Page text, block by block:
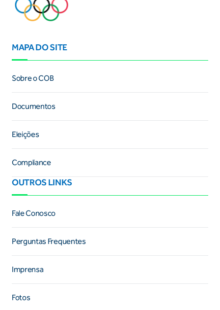
MAPA DO SITE
Sobre o COB
Documentos
Eleições
Compliance
OUTROS LINKS
Fale Conosco
Perguntas Frequentes
Imprensa
Fotos